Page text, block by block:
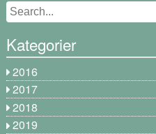
Kategorier
2016
2017
2018
2019